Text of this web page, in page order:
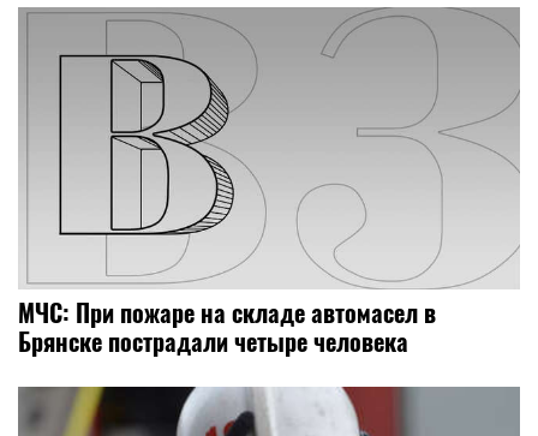
МЧС: При пожаре на складе автомасел в
Брянске пострадали четыре человека